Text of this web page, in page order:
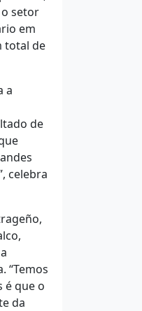
setor
em
total de
a
de
celebra
“Temos
é que o
da